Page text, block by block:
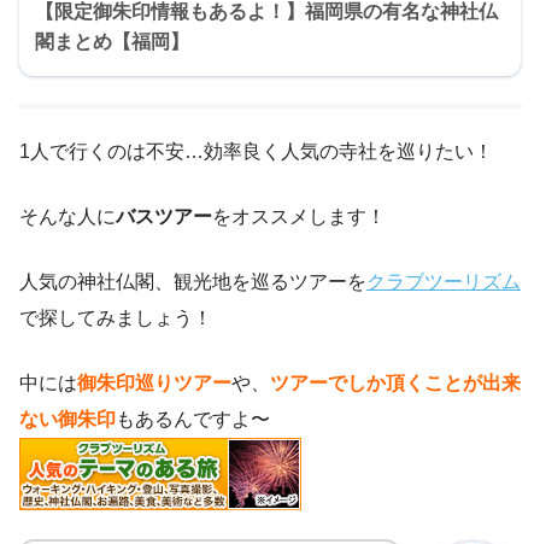
【限定御朱印情報もあるよ！】福岡県の有名な神社仏
閣まとめ【福岡】
1人で行くのは不安…効率良く人気の寺社を巡りたい！
そんな人にバスツアーをオススメします！
人気の神社仏閣、観光地を巡るツアーをクラブツーリズム
で探してみましょう！
中には御朱印巡りツアーや、 ツアーでしか頂くことが出来
ない御朱印もあるんですよ〜